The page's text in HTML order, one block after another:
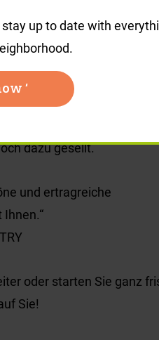
Bellinzonastraße
Verfügung. Im letzten
eingeweiht. Eine
einmal Platz,
dazu gesellt.
und ertragreiche
oder starten Sie ganz
Sie!
up to date with
‘